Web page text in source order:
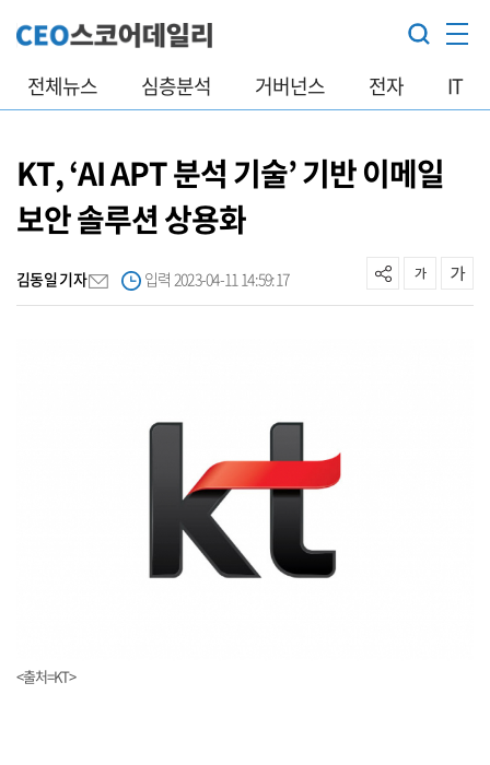
전체뉴스 심층분석 거버넌스 전자 IT
KT, ‘AI APT 분석 기술’ 기반 이메일
보안 솔루션 상용화
김동일 기자 입력 2023-04-11 14:59:17
<출처=KT>